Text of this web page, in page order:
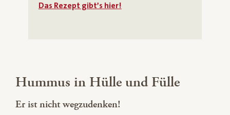
Das Rezept gibt’s hier!
Hummus in Hülle und Fülle
Er ist nicht wegzudenken!